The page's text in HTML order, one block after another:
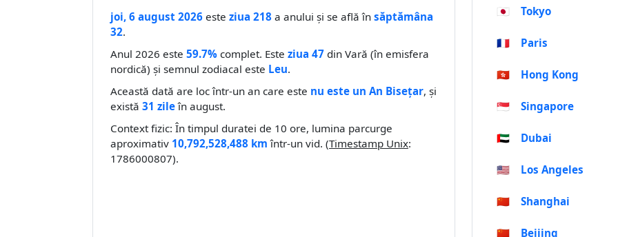
joi, 6 august 2026 este ziua 218 a anului și se află în săptămâna
32.
Anul 2026 este 59.7% complet. Este ziua 47 din Vară (în emisfera
nordică) și semnul zodiacal este Leu.
Această dată are loc într-un an care este nu este un An Bisețar, și
există 31 zileîn august.
Context fizic: În timpul duratei de 10 ore, lumina parcurge
aproximativ 10,792,528,488 km într-un vid. (Timestamp Unix:
1786000807).
🇯🇵 Tokyo
🇫🇷 Paris
🇭🇰 Hong Kong
🇸🇬 Singapore
🇦🇪 Dubai
🇺🇸 Los Angeles
🇨🇳 Shanghai
🇨🇳 Beijing